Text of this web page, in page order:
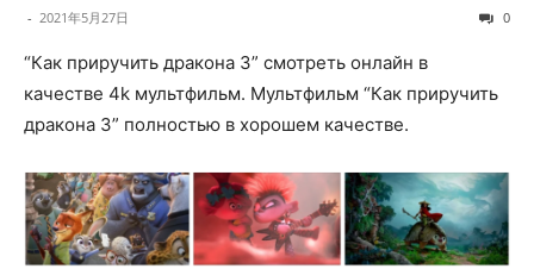
- 2021年5月27日 0
“Как приручить дракона 3” смотреть онлайн в
качестве 4k мультфильм. Мультфильм “Как приручить
дракона 3” полностью в хорошем качестве.